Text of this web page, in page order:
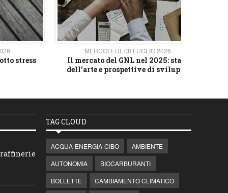
stress
MERCOLEDÌ, 08 LUGLIO 2026
Il mercato del GNL nel 2025: stato
dell’arte e prospettive di sviluppo
raffinerie
TAG CLOUD
ACQUA-ENERGIA-CIBO
AMBIENTE
AUTONOMIA
BIOCARBURANTI
BOLLETTE
CAMBIAMENTO CLIMATICO